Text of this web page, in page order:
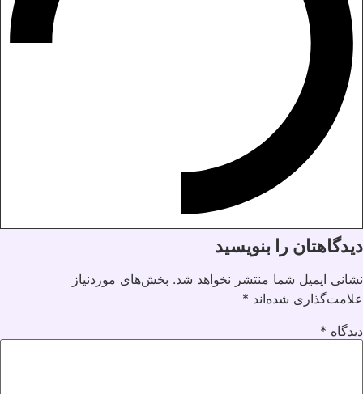
دیدگاهتان را بنویسید
نشانی ایمیل شما منتشر نخواهد شد. بخش‌های موردنیاز
علامت‌گذاری شده‌اند *
دیدگاه *